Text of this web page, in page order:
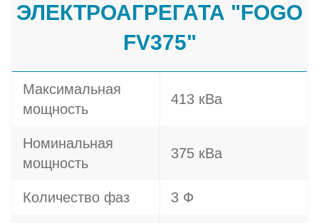
ЭЛЕКТРОАГРЕГАТА "FOGO
FV375"
Максимальная
мощность
413 кВа
Номинальная
мощность
375 кВа
Количество фаз 3 Ф